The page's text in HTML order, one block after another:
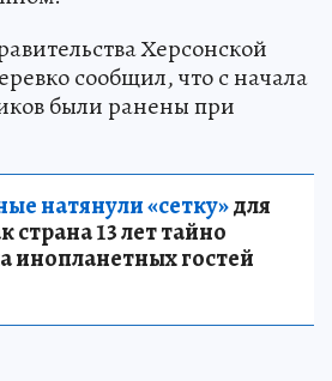
Херсонской
сообщил, что с начала
были ранены при
натянули «сетку»для
13 лет тайно
инопланетных гостей